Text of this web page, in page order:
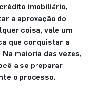
imobiliário,
a aprovação do
coisa, vale um
que conquistar a
maioria das vezes,
a se preparar
o processo.